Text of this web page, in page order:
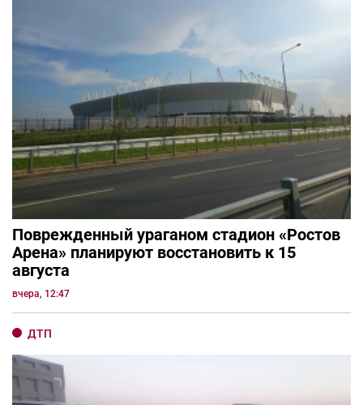
Поврежденный ураганом стадион «Ростов
Арена» планируют восстановить к 15
августа
вчера, 12:47
ДТП